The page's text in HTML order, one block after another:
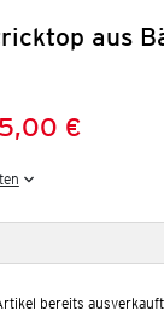
aus
Preis:
€
bereits ausverkauft